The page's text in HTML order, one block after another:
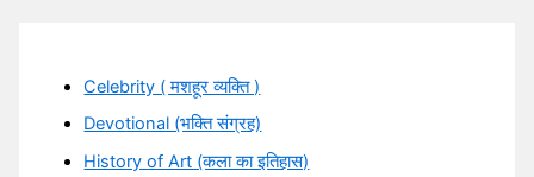
Celebrity ( मशहूर व्यक्ति )
Devotional (भक्ति संग्रह)
History of Art (कला का इतिहास)